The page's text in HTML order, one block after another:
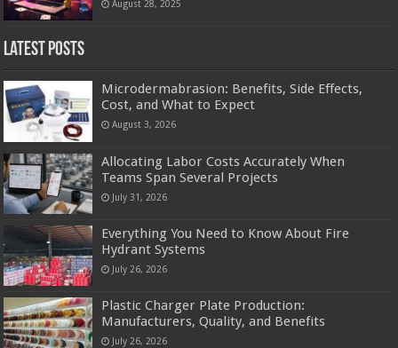
August 28, 2025
Latest Posts
Microdermabrasion: Benefits, Side Effects,
Cost, and What to Expect
August 3, 2026
Allocating Labor Costs Accurately When
Teams Span Several Projects
July 31, 2026
Everything You Need to Know About Fire
Hydrant Systems
July 26, 2026
Plastic Charger Plate Production:
Manufacturers, Quality, and Benefits
July 26, 2026